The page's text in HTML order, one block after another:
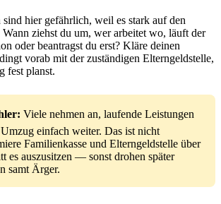
sind hier gefährlich, weil es stark auf den
ziehst du um, wer arbeitet wo, läuft der
oder beantragst du erst? Kläre deinen
vorab mit der zuständigen Elterngeldstelle,
fest planst.
Viele nehmen an, laufende Leistungen
einfach weiter. Das ist nicht
Familienkasse und Elterngeldstelle über
es auszusitzen — sonst drohen später
samt Ärger.